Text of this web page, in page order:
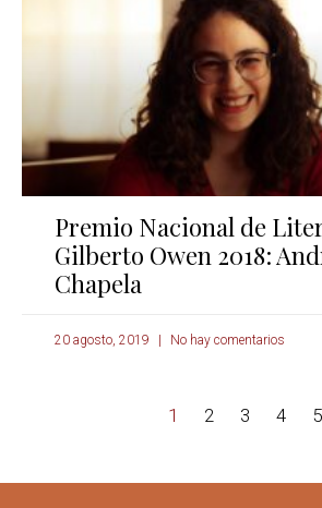
Premio Nacional de
Gilberto Owen 2018:
Chapela
20 agosto, 2019 No hay comentarios
1 2 3 4 5